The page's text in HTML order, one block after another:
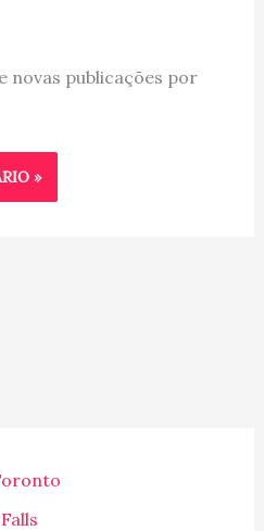
novas publicações por